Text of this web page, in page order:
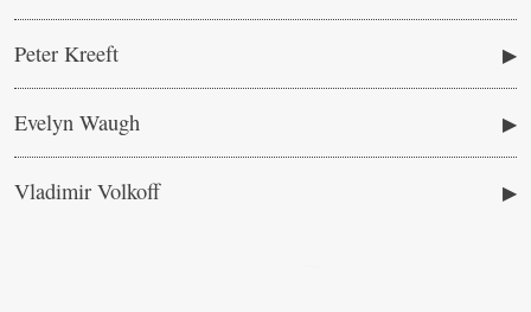
Peter Kreeft
Evelyn Waugh
Vladimir Volkoff